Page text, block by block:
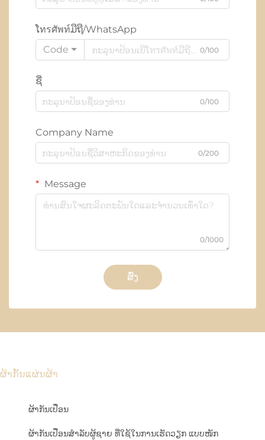
ໂทรศัพท์ມືຖື/WhatsApp
Code
0/100
ຊື່
0/100
Company Name
0/200
Message
0/1000
ສົ່ງ
ຜ້າກັ້ນແຜ່ນຜ້າ
ຜ້າກັນເປື່ອນ
ຜ້າກັນເປື່ອນສຳລັບຜູ້ຊາຍ ທີ່ໃຊ້ໃນການເຮັດວຽກ ແບບໜັກ